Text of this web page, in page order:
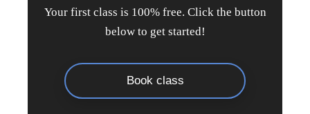
Your first class is 100% free. Click the button
below to get started!
Book class